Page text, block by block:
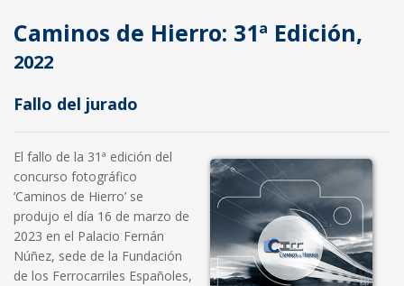
Caminos de Hierro: 31ª Edición,
2022
Fallo del jurado
El fallo de la 31ª edición del
concurso fotográfico
‘Caminos de Hierro’ se
produjo el día 16 de marzo de
2023 en el Palacio Fernán
Núñez, sede de la Fundación
de los Ferrocarriles Españoles,